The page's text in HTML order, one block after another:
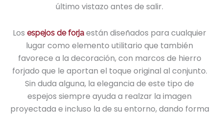
último vistazo antes de salir.
Los espejos de forja están diseñados para cualquier
lugar como elemento utilitario que también
favorece a la decoración, con marcos de hierro
forjado que le aportan el toque original al conjunto.
Sin duda alguna, la elegancia de este tipo de
espejos siempre ayuda a realzar la imagen
proyectada e incluso la de su entorno, dando forma